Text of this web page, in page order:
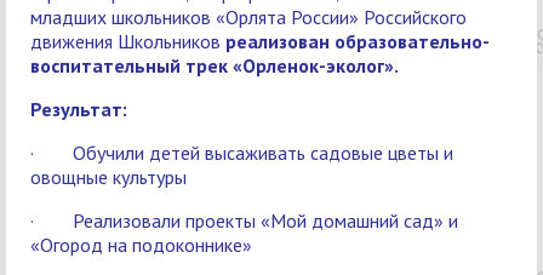
младших школьников «Орлята России» Российского
движения Школьников реализован образовательно-
воспитательный трек «Орленок-эколог».
Результат:
· Обучили детей высаживать садовые цветы и
овощные культуры
· Реализовали проекты «Мой домашний сад» и
«Огород на подоконнике»